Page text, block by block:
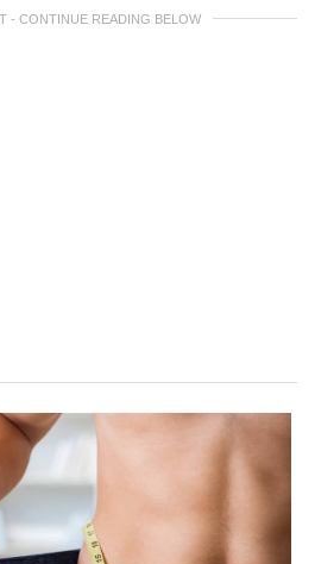
- CONTINUE READING BELOW